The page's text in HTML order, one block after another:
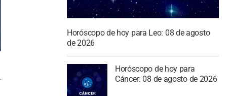
Horóscopo de hoy para Leo: 08 de agosto
de 2026
Horóscopo de hoy para
Cáncer: 08 de agosto de 2026